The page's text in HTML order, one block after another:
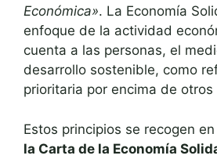
Económica». La Economía
enfoque de la actividad
cuenta a las personas, el
desarrollo sostenible, como
prioritaria por encima de otros
Estos principios se recogen
la Carta de la Economía